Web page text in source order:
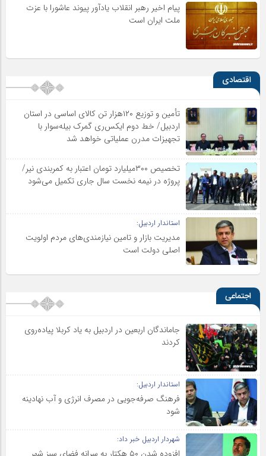
پیام اخیر رهبر انقلاب یادآور پیوند عاشورا با عزت
ملت ایران است
اقتصادی
تأمین و توزیع ۱۲۰هزار تن کالای اساسی در استان
اردبیل/ خط دوم ایکس‌ری گمرک بیله‌سوار با
تجهیزات مدرن عملیاتی خواهد شد
تخصیص ۳۰۰میلیارد تومان اعتبار به کمربندی نیر/
پروژه در نیمه نخست سال جاری تکمیل می‌شود
استاندار اردبیل:
مدیریت بازار و تامین نیازمندی‌های مردم اولویت‌
اصلی دولت است
اجتماعی
جاماندگان اربعین در اردبیل به یاد کربلا پیاده‌روی
کردند
استاندار اردبیل:
فرهنگ صرفه‌جویی در مصرف انرژی و آب نهادینه
شود
شهردار اردبیل خبر داد: